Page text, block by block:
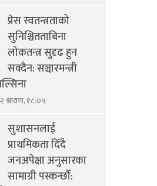
प्रेस स्वतन्त्रताको
सुनिश्चितताबिना
लोकतन्त्र सुदृढ हुन
सक्दैन: सञ्चारमन्त्री
श्रावण, १८:०५
सुशासनलाई
प्राथमिकता दिँदै
जनअपेक्षा अनुसारका
सामाग्री पस्कन्छौँ: